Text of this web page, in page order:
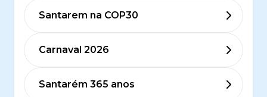
Santarem na COP30
Carnaval 2026
Santarém 365 anos